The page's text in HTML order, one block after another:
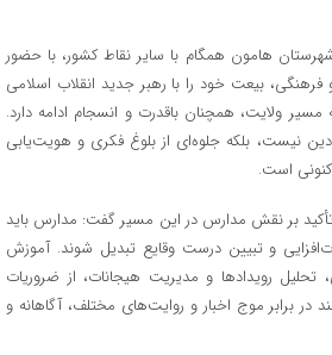
هامون همگام با سایر نقاط کشور، با حضور
بیعت خود را با رهبر جدید انقلاب اسلامی
مسیر ولایت، همچنان باقدرت و انسجام ادامه دارد.
نیست، بلکه جلوه‌ای از بلوغ فکری و هویت‌یابی
است.
تأکید بر نقش مدارس در این مسیر گفت: مدارس باید
و تبیین درست وقایع تبدیل شوند. آموزش
تحلیل رویدادها و مدیریت هیجانات، از ضروریات
در برابر موج اخبار و روایت‌های مختلف، آگاهانه و